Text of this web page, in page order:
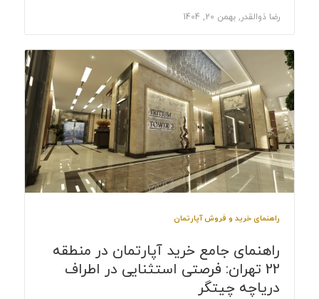
رضا ذوالقدر, بهمن 20, 1404
راهنمای خرید و فروش آپارتمان
راهنمای جامع خرید آپارتمان در منطقه
22 تهران: فرصتی استثنایی در اطراف
دریاچه چیتگر